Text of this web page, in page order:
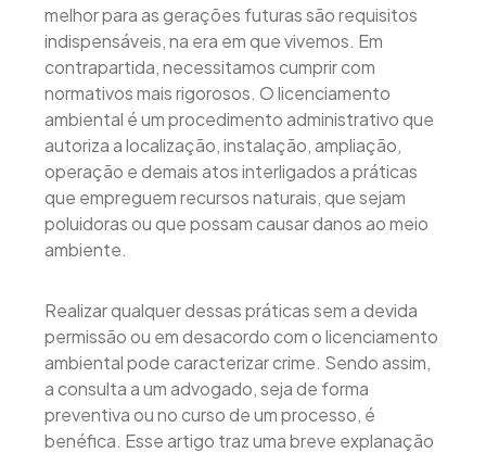
melhor para as gerações futuras são requisitos
indispensáveis, na era em que vivemos. Em
contrapartida, necessitamos cumprir com
normativos mais rigorosos. O licenciamento
ambiental é um procedimento administrativo que
autoriza a localização, instalação, ampliação,
operação e demais atos interligados a práticas
que empreguem recursos naturais, que sejam
poluidoras ou que possam causar danos ao meio
ambiente.
Realizar qualquer dessas práticas sem a devida
permissão ou em desacordo com o licenciamento
ambiental pode caracterizar crime. Sendo assim,
a consulta a um advogado, seja de forma
preventiva ou no curso de um processo, é
benéfica. Esse artigo traz uma breve explanação